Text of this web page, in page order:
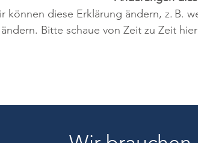
können diese Erklärung ändern, z. B.
ändern. Bitte schaue von Zeit zu Zeit